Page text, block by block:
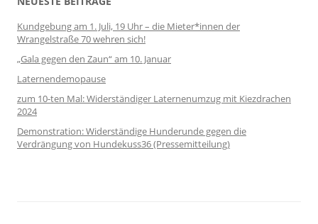
Kundgebung am 1. Juli, 19 Uhr – die Mieter*innen der
Wrangelstraße 70 wehren sich!
„Gala gegen den Zaun“ am 10. Januar
Laternendemopause
zum 10-ten Mal: Widerständiger Laternenumzug mit Kiezdrachen
2024
Demonstration: Widerständige Hunderunde gegen die
Verdrängung von Hundekuss36 (Pressemitteilung)